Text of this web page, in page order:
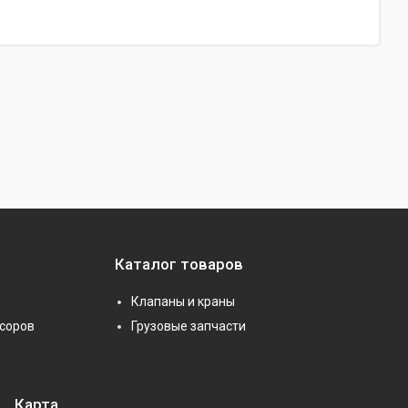
Каталог товаров
Клапаны и краны
Грузовые запчасти
Карта